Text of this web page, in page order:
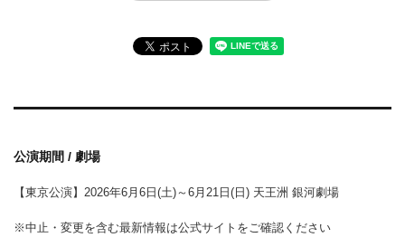
公演期間 / 劇場
【東京公演】2026年6月6日(土)～6月21日(日) 天王洲 銀河劇場
※中止・変更を含む最新情報は公式サイトをご確認ください